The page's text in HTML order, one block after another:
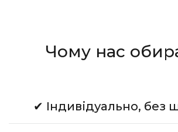
Чому нас
✔ Індивідуально, без